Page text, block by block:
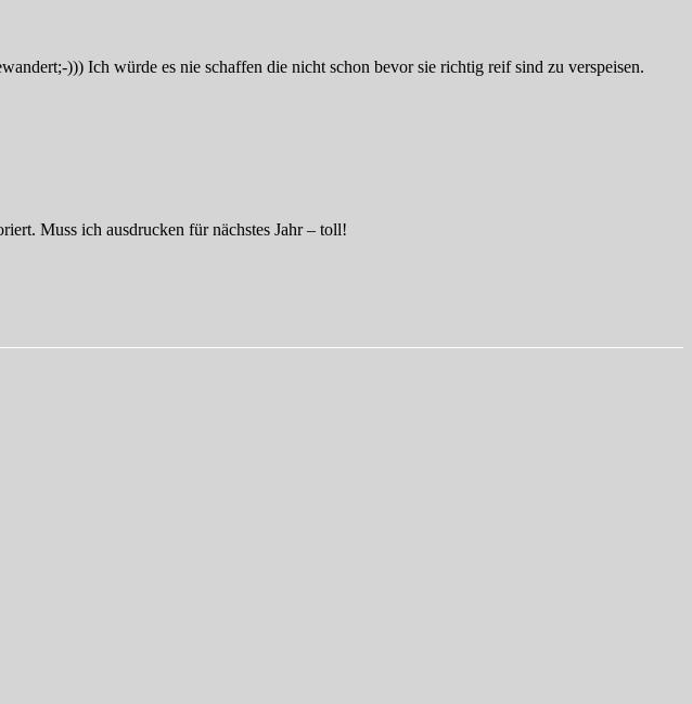
))) Ich würde es nie schaffen die nicht schon bevor sie richtig reif sind zu verspeisen.
Muss ich ausdrucken für nächstes Jahr – toll!